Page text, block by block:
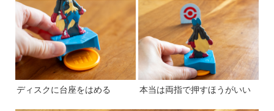
ディスクに台座をはめる 本当は両指で押すほうがいい